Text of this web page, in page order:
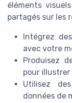
éléments
partagés sur les
Intégrez
avec votre
Produisez
pour illustrer
Utilisez
données de